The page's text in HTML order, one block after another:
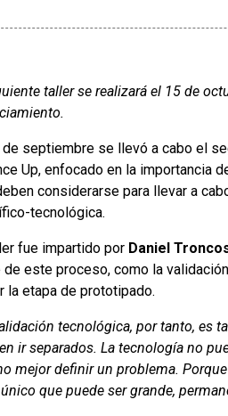
taller se realizará el 15 de
de septiembre se llevó a cabo el
Up, enfocado en la importancia
considerarse para llevar a
tecnológica.
fue impartido por Daniel
de este proceso, como la
la etapa de prototipado.
tecnológica, por tanto, es
ir separados. La tecnología no
mejor definir un problema.
que puede ser grande,